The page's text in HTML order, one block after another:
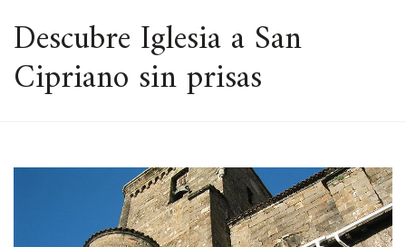
ESPACIO
Descubre Iglesia a San
Cipriano sin prisas